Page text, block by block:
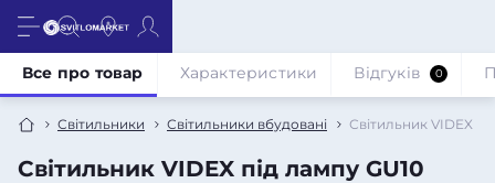
Світильники Світильники вбудовані Світильник VIDEX
Світильник VIDEX під лампу GU10
Все про товар Характеристики Відгуків 0